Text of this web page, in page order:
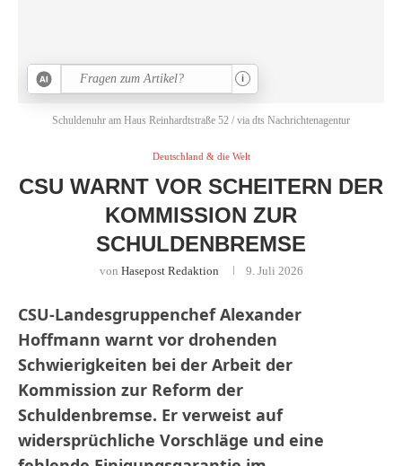
Schuldenuhr am Haus Reinhardtstraße 52 / via dts Nachrichtenagentur
i
Deutschland & die Welt
CSU WARNT VOR SCHEITERN DER
KOMMISSION ZUR
SCHULDENBREMSE
von Hasepost Redaktion 9. Juli 2026
CSU-Landesgruppenchef Alexander
Hoffmann warnt vor drohenden
Schwierigkeiten bei der Arbeit der
Kommission zur Reform der
Schuldenbremse. Er verweist auf
widersprüchliche Vorschläge und eine